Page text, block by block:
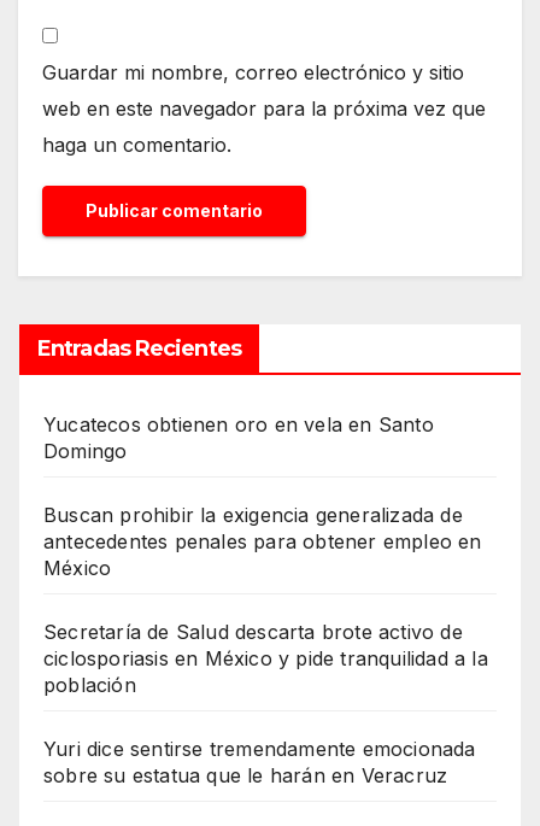
Guardar mi nombre, correo electrónico y sitio
web en este navegador para la próxima vez que
haga un comentario.
Entradas Recientes
Yucatecos obtienen oro en vela en Santo
Domingo
Buscan prohibir la exigencia generalizada de
antecedentes penales para obtener empleo en
México
Secretaría de Salud descarta brote activo de
ciclosporiasis en México y pide tranquilidad a la
población
Yuri dice sentirse tremendamente emocionada
sobre su estatua que le harán en Veracruz